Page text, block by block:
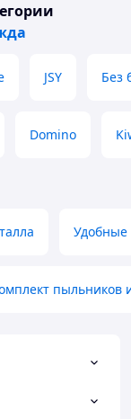
JSY Без
Domino
Удобные
пыльников